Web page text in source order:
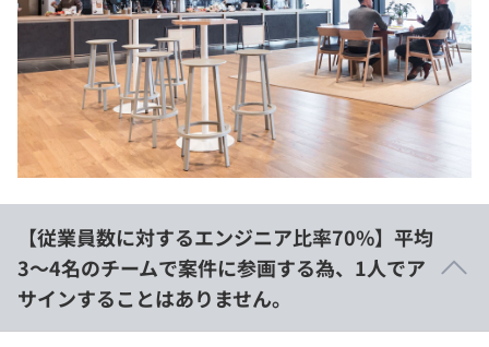
【従業員数に対するエンジニア比率70%】平均
3〜4名のチームで案件に参画する為、1人でア
サインすることはありません。